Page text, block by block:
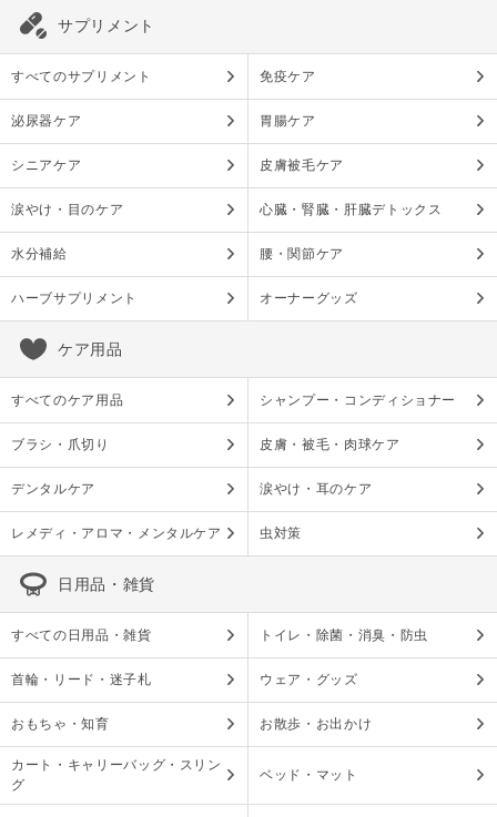
サプリメント
すべてのサプリメント 免疫ケア
泌尿器ケア 胃腸ケア
シニアケア 皮膚被毛ケア
涙やけ・目のケア 心臓・腎臓・肝臓デトックス
水分補給 腰・関節ケア
ハーブサプリメント オーナーグッズ
ケア用品
すべてのケア用品 シャンプー・コンディショナー
ブラシ・爪切り 皮膚・被毛・肉球ケア
デンタルケア 涙やけ・耳のケア
レメディ・アロマ・メンタルケア 虫対策
日用品・雑貨
すべての日用品・雑貨 トイレ・除菌・消臭・防虫
首輪・リード・迷子札 ウェア・グッズ
おもちゃ・知育 お散歩・お出かけ
カート・キャリーバッグ・スリン
グ
ベッド・マット